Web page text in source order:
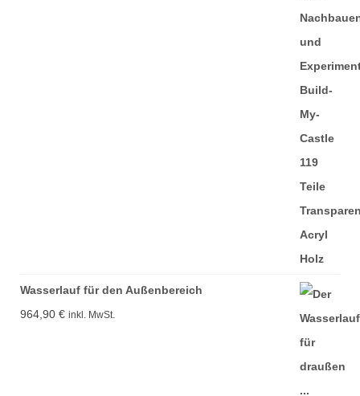
Wasserlauf für den Außenbereich
964,90 € inkl. MwSt.